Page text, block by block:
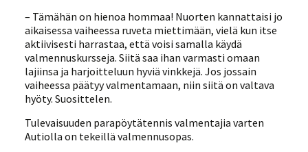
– Tämähän on hienoa hommaa! Nuorten kannattaisi jo
aikaisessa vaiheessa ruveta miettimään, vielä kun itse
aktiivisesti harrastaa, että voisi samalla käydä
valmennuskursseja. Siitä saa ihan varmasti omaan
lajiinsa ja harjoitteluun hyviä vinkkejä. Jos jossain
vaiheessa päätyy valmentamaan, niin siitä on valtava
hyöty. Suosittelen.
Tulevaisuuden parapöytätennis valmentajia varten
Autiolla on tekeillä valmennusopas.